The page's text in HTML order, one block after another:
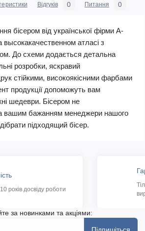
Відгуків 0 Питання 0
бісером від української фірми А-
высокакачественном атласі з
До схеми додається детальна
розробки, яскравий
стійкими, високоякісними фарбами
продукції допоможуть вам
шедеври. Бісером не
вашим бажанням менеджери нашого
підходящий бісер.
років досвіду роботи
за новинками та акціями: